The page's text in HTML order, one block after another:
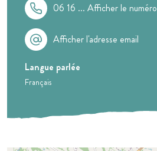
06 16 ... Afficher le numéro
Afficher l'adresse email
Langue parlée
Français